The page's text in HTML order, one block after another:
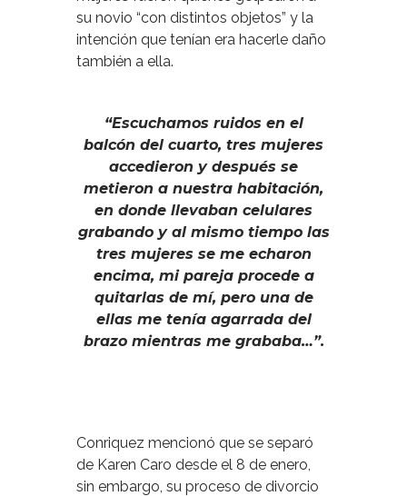
su novio “con distintos objetos” y la
intención que tenían era hacerle daño
también a ella.
“Escuchamos ruidos en el
balcón del cuarto, tres mujeres
accedieron y después se
metieron a nuestra habitación,
en donde llevaban celulares
grabando y al mismo tiempo las
tres mujeres se me echaron
encima, mi pareja procede a
quitarlas de mí, pero una de
ellas me tenía agarrada del
brazo mientras me grababa…”.
Conriquez mencionó que se separó
de Karen Caro desde el 8 de enero,
sin embargo, su proceso de divorcio